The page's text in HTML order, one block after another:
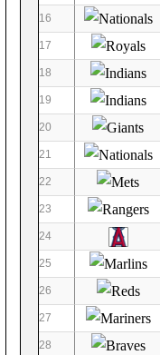
16
17
18
19
20
21
22
23
24
25
26
27
28